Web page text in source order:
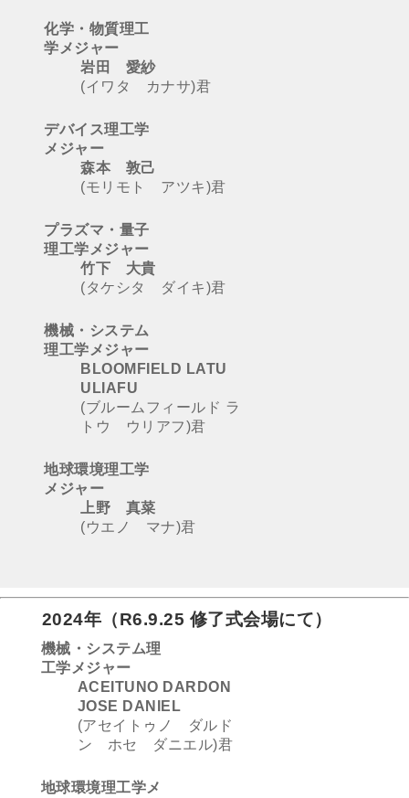
化学・物質理工
学メジャー
岩田 愛紗
(イワタ カナサ)君
デバイス理工学
メジャー
森本 敦己
(モリモト アツキ)君
プラズマ・量子
理工学メジャー
竹下 大貴
(タケシタ ダイキ)君
機械・システム
理工学メジャー
BLOOMFIELD LATU
ULIAFU
(ブルームフィールド ラ
トウ ウリアフ)君
地球環境理工学
メジャー
上野 真菜
(ウエノ マナ)君
2024年 （R6.9.25 修了式会場にて）
機械・システム理
工学メジャー
ACEITUNO DARDON
JOSE DANIEL
(アセイトゥノ ダルド
ン ホセ ダニエル)君
地球環境理工学メ